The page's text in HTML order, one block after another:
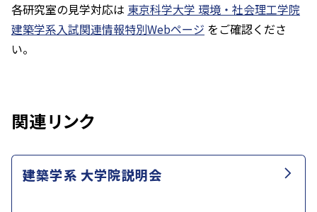
各研究室の見学対応は 東京科学大学 環境・社会理工学院
建築学系入試関連情報特別Webページ をご確認くださ
い。
関連リンク
建築学系 大学院説明会